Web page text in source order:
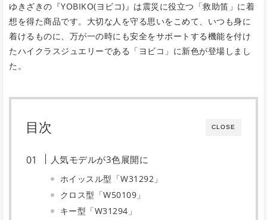
ゆきざきの『YOBIKO(ヨビコ)』は震災に役立つ「救助笛」に着
想を得た商品です。大切な人を守る思いをこめて、いつも身に
着けるものに、万が一の時にも安全をサポートする機能を付け
たハイクラスジュエリーである「ヨビコ」に新色が登場しまし
た。
CLOSE
目次
人気モデルが3色展開に
ホイッスル型「W31292」
クロス型「W50109」
キー型「W31294」